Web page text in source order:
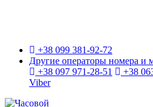
+38 099 381-92-72
Другие операторы номера и
+38 097 971-28-51
+38
Viber